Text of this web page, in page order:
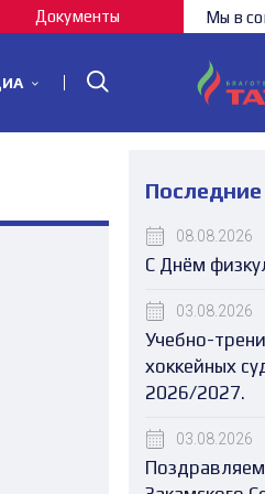
Документы Мы в
08.08.2026
С Днём
03.08.2026
Учебно-
хоккейных
2026/2027.
03.08.2026